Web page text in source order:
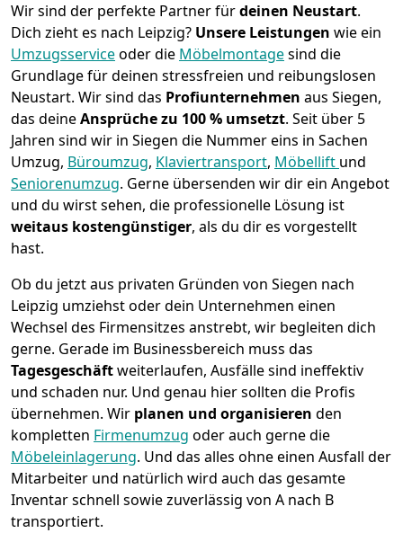
Wir sind der perfekte Partner fürdeinen Neustart.
Dich zieht es nach Leipzig? Unsere Leistungen wie ein
Umzugsserviceoder die Möbelmontagesind die
Grundlage für deinen stressfreien und reibungslosen
Neustart. Wir sind das Profiunternehmen aus Siegen,
das deineAnsprüche zu 100 % umsetzt. Seit über 5
Jahren sind wir in Siegen die Nummer eins in Sachen
Umzug, Büroumzug, Klaviertransport, Möbellift und
Seniorenumzug. Gerne übersenden wir dir ein Angebot
und du wirst sehen, die professionelle Lösung ist
weitaus kostengünstiger, als du dir es vorgestellt
hast.
Ob du jetzt aus privaten Gründen von Siegen nach
Leipzig umziehst oder dein Unternehmen einen
Wechsel des Firmensitzes anstrebt, wir begleiten dich
gerne. Gerade im Businessbereich muss das
Tagesgeschäftweiterlaufen, Ausfälle sind ineffektiv
und schaden nur. Und genau hier sollten die Profis
übernehmen. Wir planen und organisieren den
kompletten Firmenumzug oder auch gerne die
Möbeleinlagerung. Und das alles ohne einen Ausfall der
Mitarbeiter und natürlich wird auch das gesamte
Inventar schnell sowie zuverlässig von A nach B
transportiert.